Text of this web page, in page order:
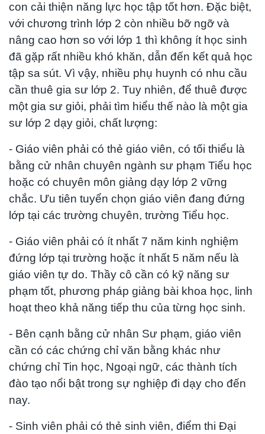
con cải thiện năng lực học tập tốt hơn. Đặc biệt,
với chương trình lớp 2 còn nhiều bỡ ngỡ và
nâng cao hơn so với lớp 1 thì không ít học sinh
đã gặp rất nhiều khó khăn, dẫn đến kết quả học
tập sa sút. Vì vậy, nhiều phụ huynh có nhu cầu
cần thuê gia sư lớp 2. Tuy nhiên, để thuê được
một gia sư giỏi, phải tìm hiểu thế nào là một gia
sư lớp 2 dạy giỏi, chất lượng:
- Giáo viên phải có thẻ giáo viên, có tối thiểu là
bằng cử nhân chuyên ngành sư phạm Tiểu học
hoặc có chuyên môn giảng dạy lớp 2 vững
chắc. Ưu tiên tuyển chọn giáo viên đang đứng
lớp tại các trường chuyên, trường Tiểu học.
- Giáo viên phải có ít nhất 7 năm kinh nghiệm
đứng lớp tại trường hoặc ít nhất 5 năm nếu là
giáo viên tự do. Thầy cô cần có kỹ năng sư
phạm tốt, phương pháp giảng bài khoa học, linh
hoạt theo khả năng tiếp thu của từng học sinh.
- Bên cạnh bằng cử nhân Sư phạm, giáo viên
cần có các chứng chỉ văn bằng khác như
chứng chỉ Tin học, Ngoại ngữ, các thành tích
đào tạo nổi bật trong sự nghiệp đi dạy cho đến
nay.
- Sinh viên phải có thẻ sinh viên, điểm thi Đại